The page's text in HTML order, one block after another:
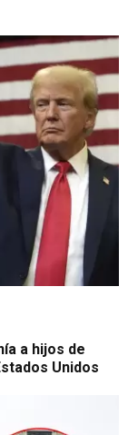
a hijos de
Unidos